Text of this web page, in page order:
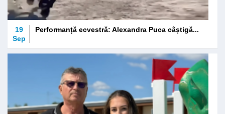
19
Sep
Performanță ecvestră: Alexandra Puca câștigă...